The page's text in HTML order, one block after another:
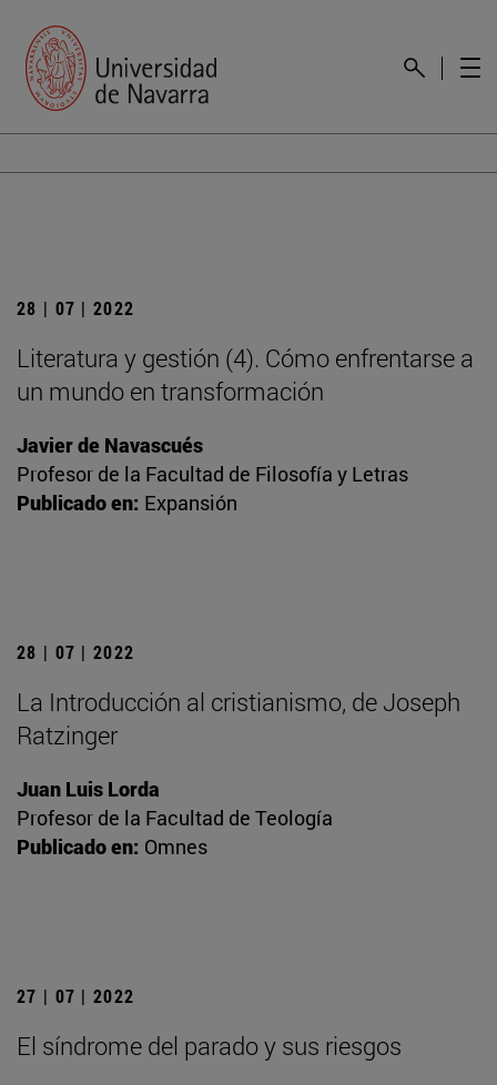
28 | 07 | 2022
Literatura y gestión (4). Cómo enfrentarse a
un mundo en transformación
Javier de Navascués
Profesor de la Facultad de Filosofía y Letras
Publicado en: Expansión
28 | 07 | 2022
La Introducción al cristianismo, de Joseph
Ratzinger
Juan Luis Lorda
Profesor de la Facultad de Teología
Publicado en: Omnes
27 | 07 | 2022
El síndrome del parado y sus riesgos